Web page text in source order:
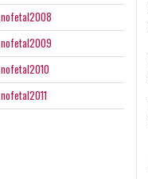
nofetal2008
nofetal2009
nofetal2010
nofetal2011